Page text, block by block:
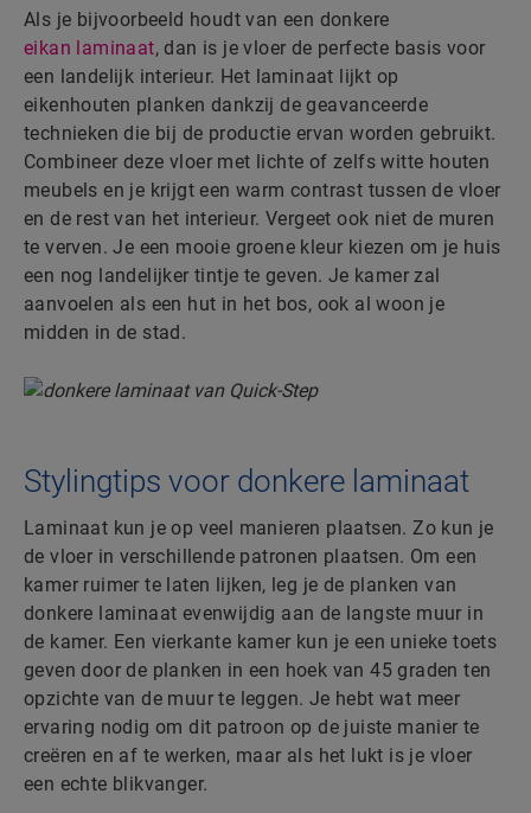
Als je bijvoorbeeld houdt van een donkere
eikan laminaat, dan is je vloer de perfecte basis voor
een landelijk interieur. Het laminaat lijkt op
eikenhouten planken dankzij de geavanceerde
technieken die bij de productie ervan worden gebruikt.
Combineer deze vloer met lichte of zelfs witte houten
meubels en je krijgt een warm contrast tussen de vloer
en de rest van het interieur. Vergeet ook niet de muren
te verven. Je een mooie groene kleur kiezen om je huis
een nog landelijker tintje te geven. Je kamer zal
aanvoelen als een hut in het bos, ook al woon je
midden in de stad.
Stylingtips voor donkere laminaat
Laminaat kun je op veel manieren plaatsen. Zo kun je
de vloer in verschillende patronen plaatsen. Om een
kamer ruimer te laten lijken, leg je de planken van
donkere laminaat evenwijdig aan de langste muur in
de kamer. Een vierkante kamer kun je een unieke toets
geven door de planken in een hoek van 45 graden ten
opzichte van de muur te leggen. Je hebt wat meer
ervaring nodig om dit patroon op de juiste manier te
creëren en af te werken, maar als het lukt is je vloer
een echte blikvanger.